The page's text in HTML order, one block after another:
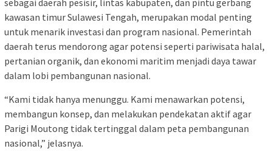
sebagai daerah pesisir, lintas kabupaten, dan pintu gerbang
kawasan timur Sulawesi Tengah, merupakan modal penting
untuk menarik investasi dan program nasional. Pemerintah
daerah terus mendorong agar potensi seperti pariwisata halal,
pertanian organik, dan ekonomi maritim menjadi daya tawar
dalam lobi pembangunan nasional.
“Kami tidak hanya menunggu. Kami menawarkan potensi,
membangun konsep, dan melakukan pendekatan aktif agar
Parigi Moutong tidak tertinggal dalam peta pembangunan
nasional,” jelasnya.